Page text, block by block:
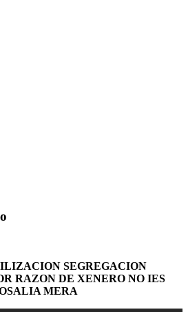
SEGREGACION
RAZON DE XENERO NO IES
MERA